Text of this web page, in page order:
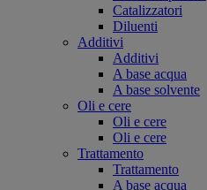
Catalizzatori
Diluenti
Additivi
Additivi
A base acqua
A base solvente
Oli e cere
Oli e cere
Oli e cere
Trattamento
Trattamento
A base acqua